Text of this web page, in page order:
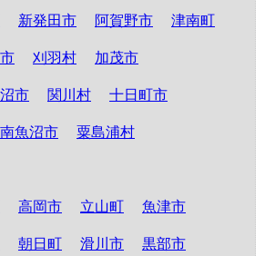
新発田市 阿賀野市 津南町
刈羽村 加茂市
市 関川村 十日町市
南魚沼市 粟島浦村
高岡市 立山町 魚津市
朝日町 滑川市 黒部市